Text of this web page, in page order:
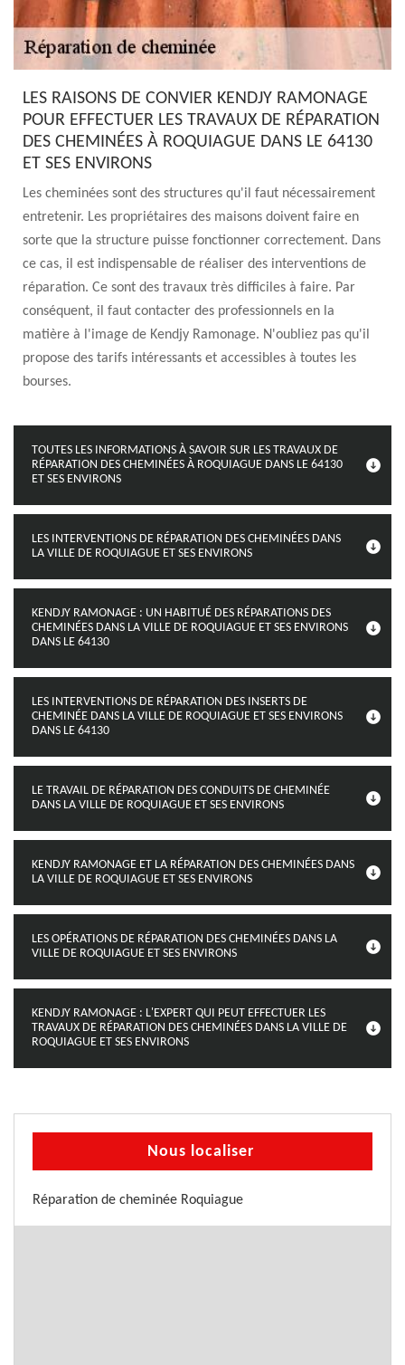
LES RAISONS DE CONVIER KENDJY RAMONAGE
POUR EFFECTUER LES TRAVAUX DE RÉPARATION
DES CHEMINÉES À ROQUIAGUE DANS LE 64130
ET SES ENVIRONS
Les cheminées sont des structures qu'il faut nécessairement
entretenir. Les propriétaires des maisons doivent faire en
sorte que la structure puisse fonctionner correctement. Dans
ce cas, il est indispensable de réaliser des interventions de
réparation. Ce sont des travaux très difficiles à faire. Par
conséquent, il faut contacter des professionnels en la
matière à l'image de Kendjy Ramonage. N'oubliez pas qu'il
propose des tarifs intéressants et accessibles à toutes les
bourses.
TOUTES LES INFORMATIONS À SAVOIR SUR LES TRAVAUX DE
RÉPARATION DES CHEMINÉES À ROQUIAGUE DANS LE 64130
ET SES ENVIRONS
LES INTERVENTIONS DE RÉPARATION DES CHEMINÉES DANS
LA VILLE DE ROQUIAGUE ET SES ENVIRONS
KENDJY RAMONAGE : UN HABITUÉ DES RÉPARATIONS DES
CHEMINÉES DANS LA VILLE DE ROQUIAGUE ET SES ENVIRONS
DANS LE 64130
LES INTERVENTIONS DE RÉPARATION DES INSERTS DE
CHEMINÉE DANS LA VILLE DE ROQUIAGUE ET SES ENVIRONS
DANS LE 64130
LE TRAVAIL DE RÉPARATION DES CONDUITS DE CHEMINÉE
DANS LA VILLE DE ROQUIAGUE ET SES ENVIRONS
KENDJY RAMONAGE ET LA RÉPARATION DES CHEMINÉES DANS
LA VILLE DE ROQUIAGUE ET SES ENVIRONS
LES OPÉRATIONS DE RÉPARATION DES CHEMINÉES DANS LA
VILLE DE ROQUIAGUE ET SES ENVIRONS
KENDJY RAMONAGE : L'EXPERT QUI PEUT EFFECTUER LES
TRAVAUX DE RÉPARATION DES CHEMINÉES DANS LA VILLE DE
ROQUIAGUE ET SES ENVIRONS
Nous localiser
Réparation de cheminée Roquiague